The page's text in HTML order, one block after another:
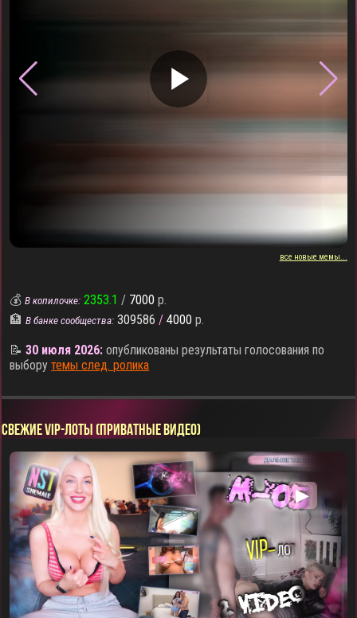
▶
все новые мемы...
💰В копилочке: 2353.1 / 7000 р.
🏦В банке сообщества: 309586 / 4000 р.
📝30 июля 2026: опубликованы результаты голосования по
выборутемы след. ролика
СВЕЖИЕ VIP-ЛОТЫ (ПРИВАТНЫЕ ВИДЕО)
▶